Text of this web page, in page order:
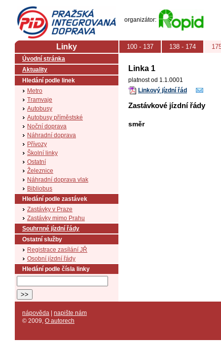
PID (Pražská integrovaná doprava)
organizátor:
Linka 1
platnost od 1.1.0001
Linkový jízdní řád
Zastávkové jízdní řády
směr
Úvodní stránka
Aktuality
Hledání podle linek
Metro
Tramvaje
Autobusy
Autobusy příměstské
Noční doprava
Náhradní doprava
Přívozy
Školní linky
Ostatní
Železnice
Náhradní doprava vlak
Bibliobus
Hledání podle zastávek
Zastávky v Praze
Zastávky mimo Prahu
Souhrnné jízdní řády
Ostatní služby
Registrace zasílání JŘ
Osobní jízdní řády
Hledání podle čísla linky
Linky 100 - 137 138 - 174
nápověda
napište nám
© 2009, O autorech